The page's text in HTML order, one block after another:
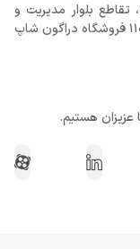
بلوار مدیریت و